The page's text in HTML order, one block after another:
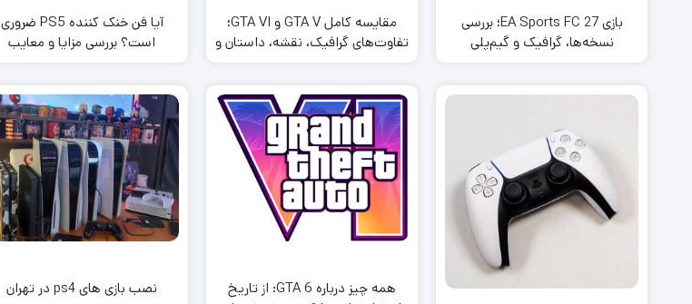
لوازم جانبی ایکس باکس 360
بازی EA Sports FC 27؛ بررسی
نسخه‌ها، گرافیک و گیم‌پلی
مقایسه کامل GTA V و GTA VI؛
تفاوت‌های گرافیک، نقشه، داستان و
آیا فن خنک کننده PS5 ضروری
است؟ بررسی مزایا و معایب
همه چیز درباره GTA 6: از تاریخ
نصب بازی های ps4 در تهران